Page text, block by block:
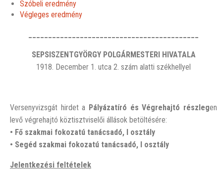
Szóbeli eredmény
Végleges eredmény
SEPSISZENTGYÖRGY POLGÁRMESTERI HIVATALA
1918. December 1. utca 2. szám alatti székhellyel
Versenyvizsgát hirdet a Pályázatíró és Végrehajtó részlegen
levő végrehajtó köztisztviselői állások betöltésére:
• Fő szakmai fokozatú tanácsadó, I osztály
• Segéd szakmai fokozatú tanácsadó, I osztály
Jelentkezési feltételek